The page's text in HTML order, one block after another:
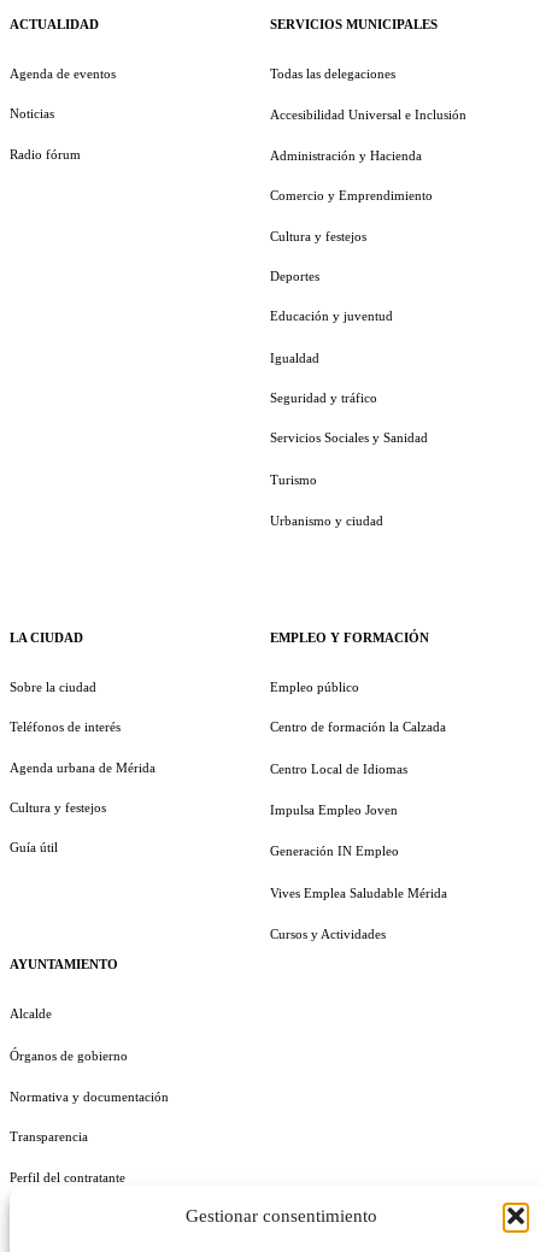
Gestionar consentimiento
ACTUALIDAD
Agenda de eventos
Noticias
Radio fórum
LA CIUDAD
Sobre la ciudad
Teléfonos de interés
Agenda urbana de Mérida
Cultura y festejos
Guía útil
AYUNTAMIENTO
Alcalde
Órganos de gobierno
Normativa y documentación
Transparencia
Perfil del contratante
SERVICIOS MUNICIPALES
Todas las delegaciones
Accesibilidad Universal e Inclusión
Administración y Hacienda
Comercio y Emprendimiento
Cultura y festejos
Deportes
Educación y juventud
Igualdad
Seguridad y tráfico
Servicios Sociales y Sanidad
Turismo
Urbanismo y ciudad
EMPLEO Y FORMACIÓN
Empleo público
Centro de formación la Calzada
Centro Local de Idiomas
Impulsa Empleo Joven
Generación IN Empleo
Vives Emplea Saludable Mérida
Cursos y Actividades